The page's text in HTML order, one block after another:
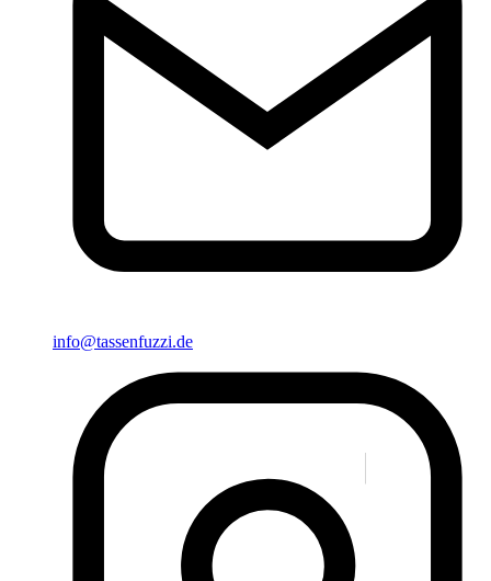
info@tassenfuzzi.de